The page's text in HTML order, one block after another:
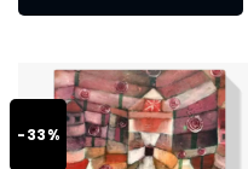
-33%